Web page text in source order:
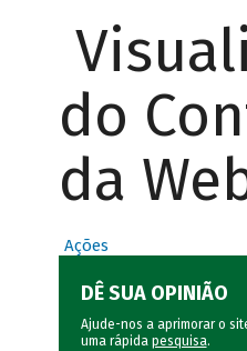
do
da
Ações
DÊ SUA OPINIÃO
Ajude-nos a aprimorar o
uma rápida pesquisa.